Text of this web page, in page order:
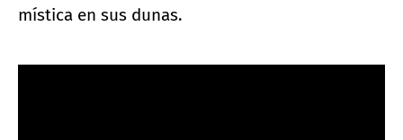
mística en sus dunas.